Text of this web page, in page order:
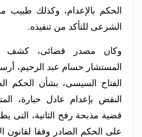
الحكم بالإعدام، وكذلك
الشرعى للتأكد من تنفيذه.
وكان مصدر قضائى، كشف
المستشار حسام عبد الرحيم،
الفتاح السيسى، بشأن الحكم
النقض بإعدام عادل حبارة،
قضية مذبحة رفح الثانية، التى
على الحكم الصادر وفقا لقانون